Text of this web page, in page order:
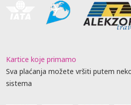
Kartice koje primamo
Sva plaćanja možete vršiti putem
sistema